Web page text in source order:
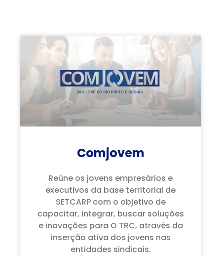
Comjovem
Reúne os jovens empresários e
executivos da base territorial de
SETCARP com o objetivo de
capacitar, integrar, buscar soluções
e inovações para O TRC, através da
inserção ativa dos jovens nas
entidades sindicais.